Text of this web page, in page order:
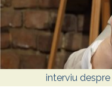
interviu